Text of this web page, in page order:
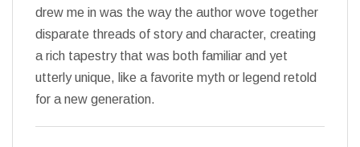
drew me in was the way the author wove together
disparate threads of story and character, creating
a rich tapestry that was both familiar and yet
utterly unique, like a favorite myth or legend retold
for a new generation.